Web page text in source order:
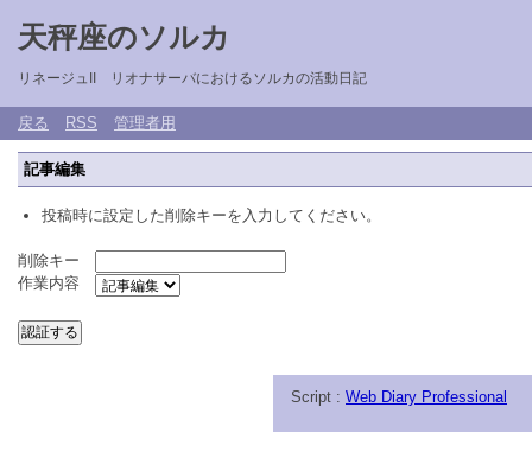
天秤座のソルカ
リネージュII リオナサーバにおけるソルカの活動日記
戻る RSS 管理者用
記事編集
投稿時に設定した削除キーを入力してください。
削除キー
作業内容
Script : Web Diary Professional